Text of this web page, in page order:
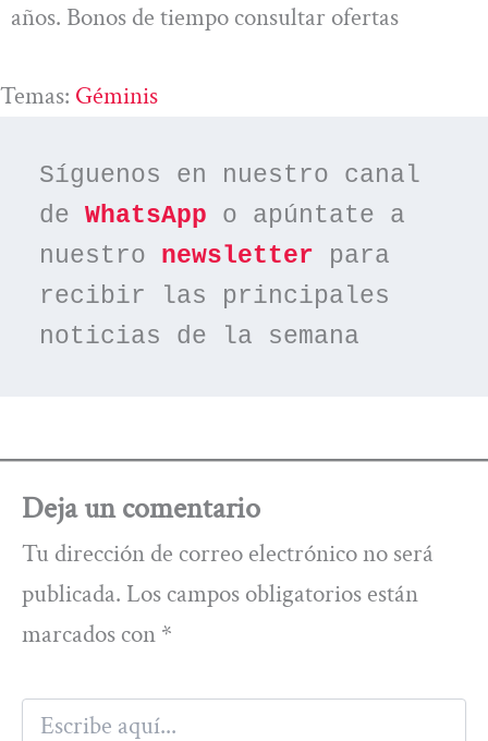
años. Bonos de tiempo consultar ofertas
Temas: Géminis
Síguenos en nuestro canal
de WhatsApp o apúntate a
nuestro newsletter para
recibir las principales
noticias de la semana
Deja un comentario
Tu dirección de correo electrónico no será
publicada. Los campos obligatorios están
marcados con *
Escribe
aquí...